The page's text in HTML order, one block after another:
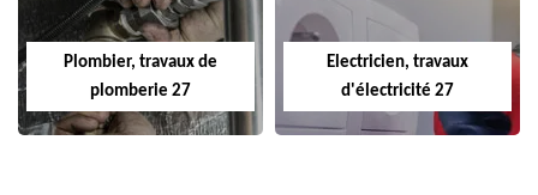
Plombier, travaux de
plomberie 27
Electricien, travaux
d'électricité 27